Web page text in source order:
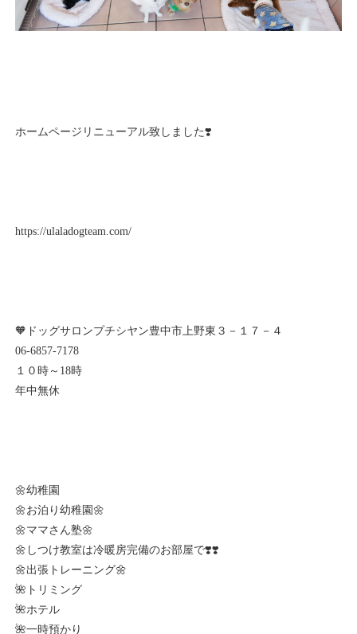
ホームページリニューアル致しました❣️
https://ulaladogteam.com/
🧡ドッグサロンプチシヤン豊中市上野東３－１７－４
06-6857-7178
１０時～18時
年中無休
🌼幼稚園
🌼お泊り幼稚園🌼
🌼ママさん塾🌼
🌼しつけ教室は冷暖房完備のお部屋で❣️❣️
🌼出張トレーニング🌼
🌺トリミング
🌺ホテル
🌺一時預かり